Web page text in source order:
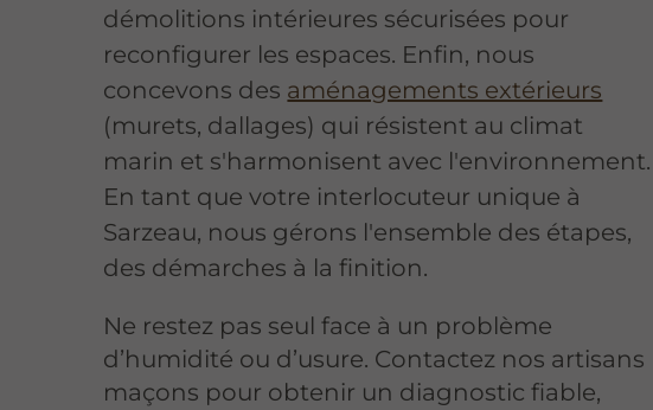
démolitions intérieures sécurisées pour
reconfigurer les espaces. Enfin, nous
concevons des aménagements extérieurs
(murets, dallages) qui résistent au climat
marin et s'harmonisent avec l'environnement.
En tant que votre interlocuteur unique à
Sarzeau, nous gérons l'ensemble des étapes,
des démarches à la finition.
Ne restez pas seul face à un problème
d’humidité ou d’usure. Contactez nos artisans
maçons pour obtenir un diagnostic fiable,